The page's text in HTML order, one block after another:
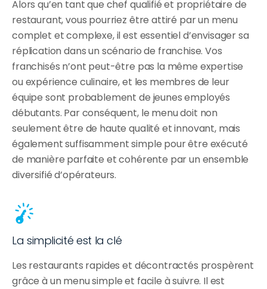
Alors qu’en tant que chef qualifié et propriétaire de
restaurant, vous pourriez être attiré par un menu
complet et complexe, il est essentiel d’envisager sa
réplication dans un scénario de franchise. Vos
franchisés n’ont peut-être pas la même expertise
ou expérience culinaire, et les membres de leur
équipe sont probablement de jeunes employés
débutants. Par conséquent, le menu doit non
seulement être de haute qualité et innovant, mais
également suffisamment simple pour être exécuté
de manière parfaite et cohérente par un ensemble
diversifié d’opérateurs.
La simplicité est la clé
Les restaurants rapides et décontractés prospèrent
grâce à un menu simple et facile à suivre. Il est